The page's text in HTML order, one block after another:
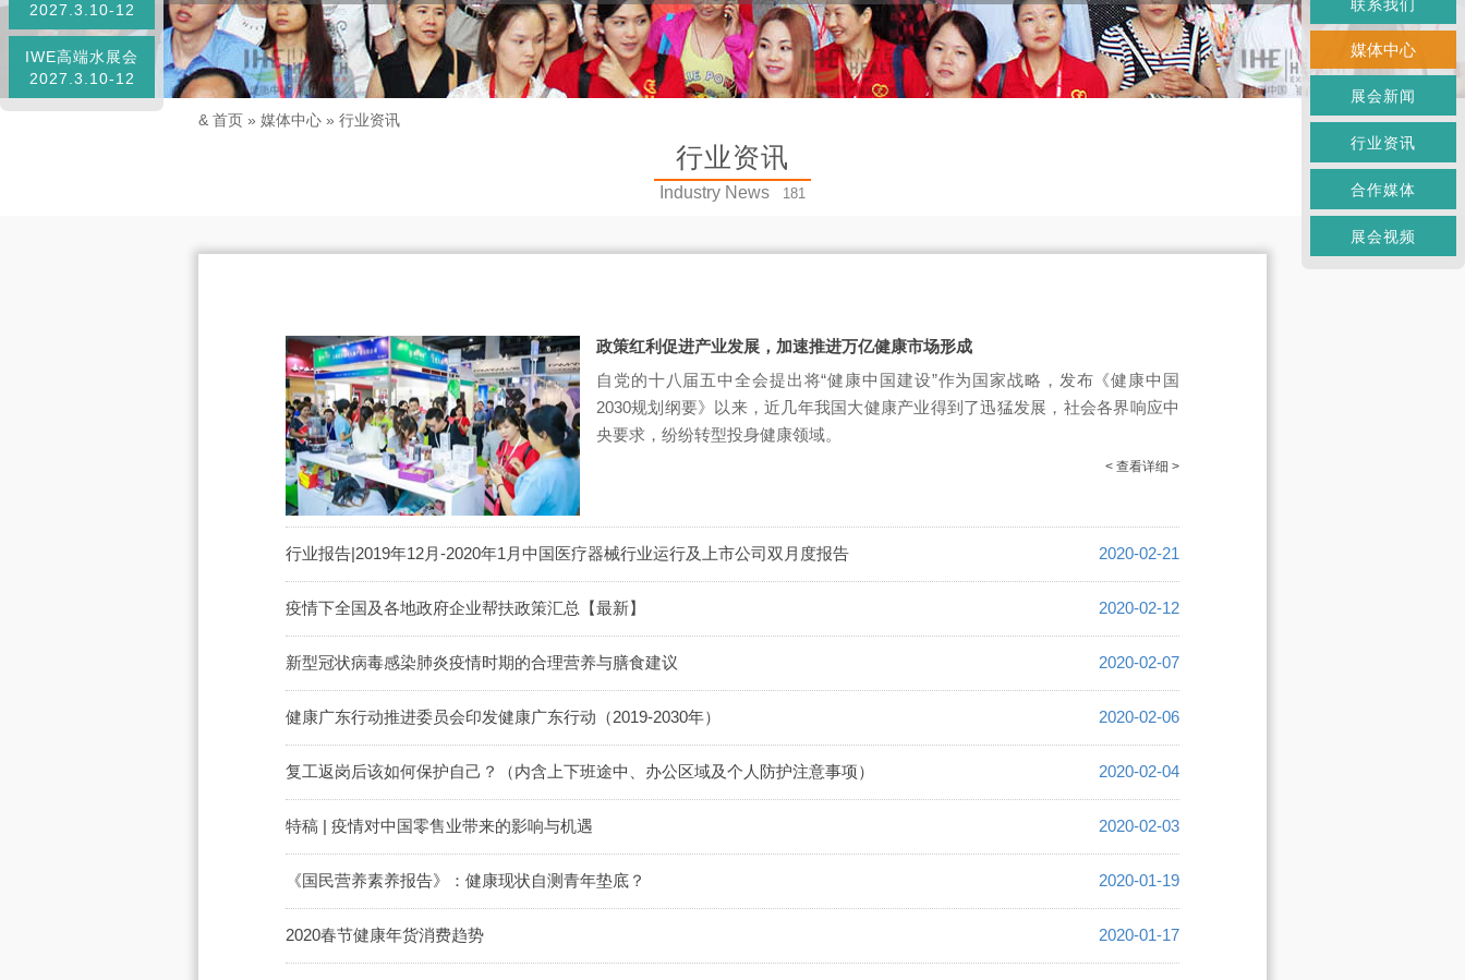
2027.3.10-12
IWE高端水展会
2027.3.10-12
& 首页 » 媒体中心 » 行业资讯
行业资讯
Industry News 181
政策红利促进产业发展，加速推进万亿健康市场形成
自党的十八届五中全会提出将“健康中国建设”作为国家战略，发布《健康中国
2030规划纲要》以来，近几年我国大健康产业得到了迅猛发展，社会各界响应中
央要求，纷纷转型投身健康领域。
< 查看详细 >
行业报告|2019年12月-2020年1月中国医疗器械行业运行及上市公司双月度报告 2020-02-21
疫情下全国及各地政府企业帮扶政策汇总【最新】 2020-02-12
新型冠状病毒感染肺炎疫情时期的合理营养与膳食建议 2020-02-07
健康广东行动推进委员会印发健康广东行动（2019-2030年） 2020-02-06
复工返岗后该如何保护自己？（内含上下班途中、办公区域及个人防护注意事项） 2020-02-04
特稿 | 疫情对中国零售业带来的影响与机遇 2020-02-03
《国民营养素养报告》：健康现状自测青年垫底？ 2020-01-19
2020春节健康年货消费趋势 2020-01-17
联系我们
媒体中心
展会新闻
行业资讯
合作媒体
展会视频